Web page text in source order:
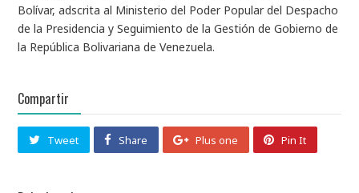
Bolívar, adscrita al Ministerio del Poder Popular del Despacho
de la Presidencia y Seguimiento de la Gestión de Gobierno de
la República Bolivariana de Venezuela.
Compartir
Tweet Share Plus one Pin It